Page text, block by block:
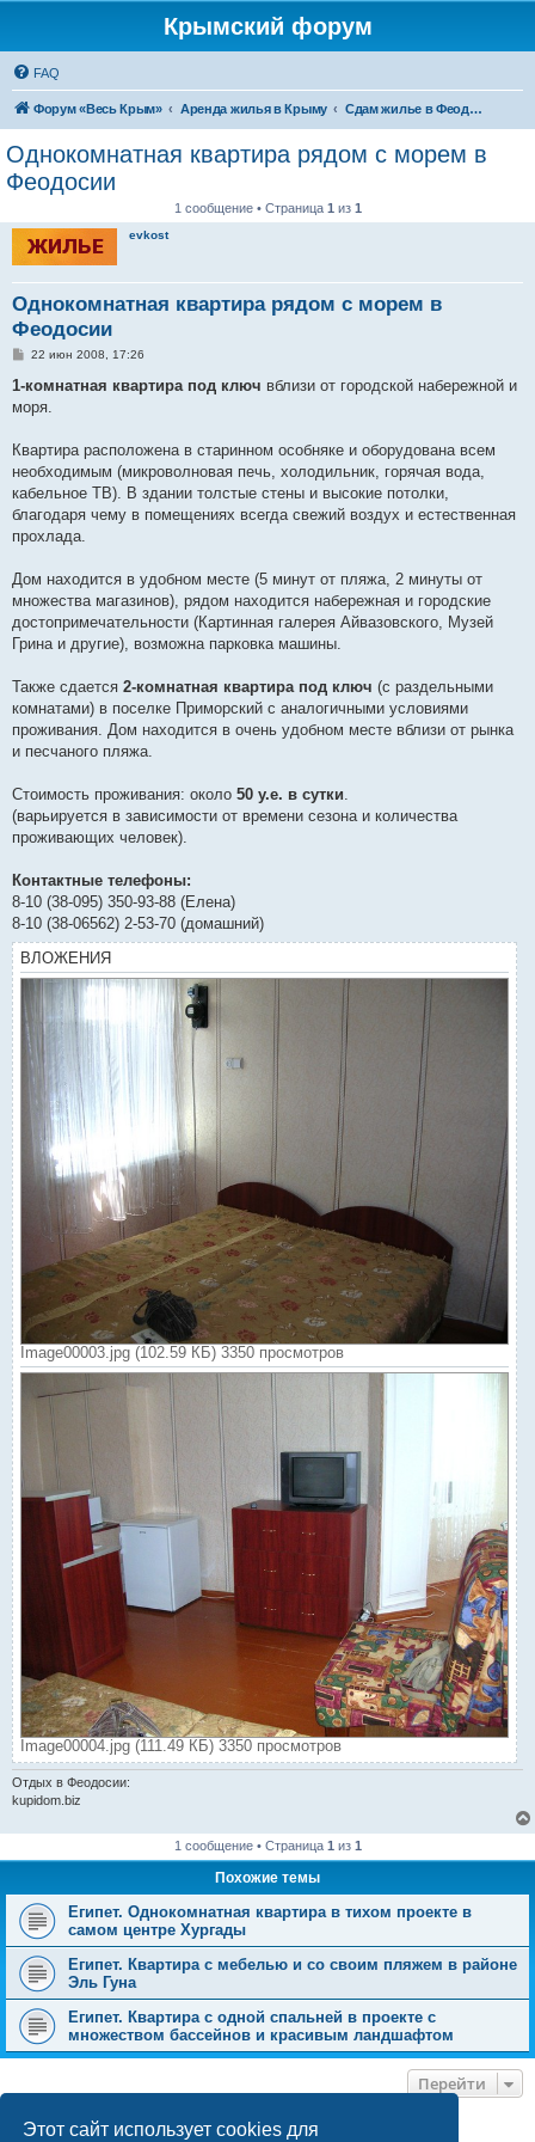
Этот сайт использует cookies для
Крымский форум
FAQ
Форум «Весь Крым» Аренда жилья в Крыму Сдам жилье в Феодосии - аренда жилья от хозяев
Однокомнатная квартира рядом с морем в
Феодосии
1 сообщение • Страница 1 из 1
evkost
Однокомнатная квартира рядом с морем в
Феодосии
С
о
щ
и
е
22 июн 2008, 17:26
1-комнатная квартира под ключ вблизи от городской набережной и
моря.
Квартира расположена в старинном особняке и оборудована всем
необходимым (микроволновая печь, холодильник, горячая вода,
кабельное ТВ). В здании толстые стены и высокие потолки,
благодаря чему в помещениях всегда свежий воздух и естественная
прохлада.
Дом находится в удобном месте (5 минут от пляжа, 2 минуты от
множества магазинов), рядом находится набережная и городские
достопримечательности (Картинная галерея Айвазовского, Музей
Грина и другие), возможна парковка машины.
Также сдается 2-комнатная квартира под ключ (с раздельными
комнатами) в поселке Приморский с аналогичными условиями
проживания. Дом находится в очень удобном месте вблизи от рынка
и песчаного пляжа.
Стоимость проживания: около 50 у.е. в сутки.
(варьируется в зависимости от времени сезона и количества
проживающих человек).
Контактные телефоны:
8-10 (38-095) 350-93-88 (Елена)
8-10 (38-06562) 2-53-70 (домашний)
ВЛОЖЕНИЯ
Image00003.jpg (102.59 КБ) 3350 просмотров
Image00004.jpg (111.49 КБ) 3350 просмотров
Отдых в Феодосии:
kupidom.biz
1 сообщение • Страница 1 из 1
Похожие темы
Египет. Однокомнатная квартира в тихом проекте в
самом центре Хургады
Египет. Квартира с мебелью и со своим пляжем в районе
Эль Гуна
Египет. Квартира с одной спальней в проекте с
множеством бассейнов и красивым ландшафтом
Перейти
КТО СЕЙЧАС НА КОНФЕРЕНЦИИ